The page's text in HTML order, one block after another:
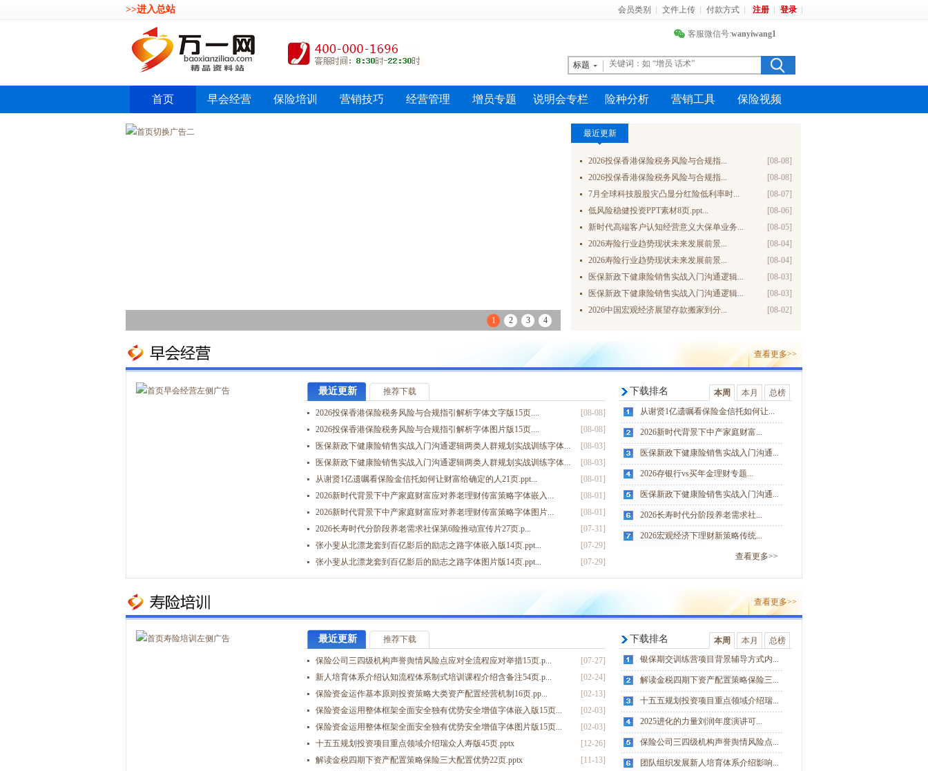
>>进入总站 会员类别 文件上传 付款方式 注册 登录
客服微信号:wanyiwang1
标题
首页 早会经营 保险培训 营销技巧 经营管理 增员专题 说明会专栏 险种分析 营销工具 保险视频
1 2 3 4
最近更新
[08-08]
2026投保香港保险税务风险与合规指...
[08-08]
2026投保香港保险税务风险与合规指...
[08-07]
7月全球科技股股灾凸显分红险低利率时...
[08-06]
低风险稳健投资PPT素材8页.ppt...
[08-05]
新时代高端客户认知经营意义大保单业务...
[08-04]
2026寿险行业趋势现状未来发展前景...
[08-04]
2026寿险行业趋势现状未来发展前景...
[08-03]
医保新政下健康险销售实战入门沟通逻辑...
[08-03]
医保新政下健康险销售实战入门沟通逻辑...
[08-02]
2026中国宏观经济展望存款搬家到分...
查看更多>>
下载排名 本周 本月
总榜
从谢贤1亿遗嘱看保险金信托如何让...
2026新时代背景下中产家庭财富...
医保新政下健康险销售实战入门沟通...
2026存银行vs买年金理财专题...
医保新政下健康险销售实战入门沟通...
2026长寿时代分阶段养老需求社...
2026宏观经济下理财新策略传统...
查看更多>>
最近更新 推荐下载
[08-08]
2026投保香港保险税务风险与合规指引解析字体文字版15页....
[08-08]
2026投保香港保险税务风险与合规指引解析字体图片版15页....
[08-03]
医保新政下健康险销售实战入门沟通逻辑两类人群规划实战训练字体...
[08-03]
医保新政下健康险销售实战入门沟通逻辑两类人群规划实战训练字体...
[08-01]
从谢贤1亿遗嘱看保险金信托如何让财富给确定的人21页.ppt...
[08-01]
2026新时代背景下中产家庭财富应对养老理财传富策略字体嵌入...
[08-01]
2026新时代背景下中产家庭财富应对养老理财传富策略字体图片...
[07-31]
2026长寿时代分阶段养老需求社保第6险推动宣传片27页.p...
[07-29]
张小斐从北漂龙套到百亿影后的励志之路字体嵌入版14页.ppt...
[07-29]
张小斐从北漂龙套到百亿影后的励志之路字体图片版14页.ppt...
[05-19]
双降时代630产品认知演示利率下调倒计时训练字体嵌入版16页...
[05-07]
2026延迟退休下中国老龄化现状影响养老四大误区规划字体嵌入...
2026双降时代630倒计时政策解读普通人最后的红利窗口字体...
[04-15]
2026银行存款利率持续下行投资风向配置保险四大理由字体嵌入...
2026经济下行消费降级时代五个建议分红保险理财嵌入字体版2...
查看更多>>
下载排名 本周 本月
总榜
银保期交训练营项目背景辅导方式内...
解读金税四期下资产配置策略保险三...
十五五规划投资项目重点领域介绍瑞...
2025进化的力量刘润年度演讲可...
保险公司三四级机构声誉舆情风险点...
团队组织发展新人培育体系介绍影响...
最近更新 推荐下载
[07-27]
保险公司三四级机构声誉舆情风险点应对全流程应对举措15页.p...
[02-24]
新人培育体系介绍认知流程体系制式培训课程介绍含备注54页.p...
[02-13]
保险资金运作基本原则投资策略大类资产配置经营机制16页.pp...
[02-03]
保险资金运用整体框架全面安全独有优势安全增值字体嵌入版15页...
[02-03]
保险资金运用整体框架全面安全独有优势安全增值字体图片版15页...
[12-26]
十五五规划投资项目重点领域介绍瑞众人寿版45页.pptx
[11-13]
解读金税四期下资产配置策略保险三大配置优势22页.pptx